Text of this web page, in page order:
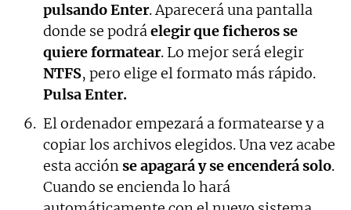
pulsando Enter. Aparecerá una pantalla
donde se podráelegir que ficheros se
quiere formatear. Lo mejor será elegir
NTFS, pero elige el formato más rápido.
Pulsa Enter.
El ordenador empezará a formatearse y a
copiar los archivos elegidos. Una vez acabe
esta acciónse apagará y se encenderá solo.
Cuando se encienda lo hará